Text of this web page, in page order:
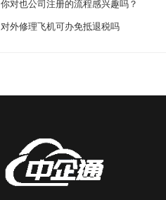
你对也公司注册的流程感兴趣吗？
对外修理飞机可办免抵退税吗